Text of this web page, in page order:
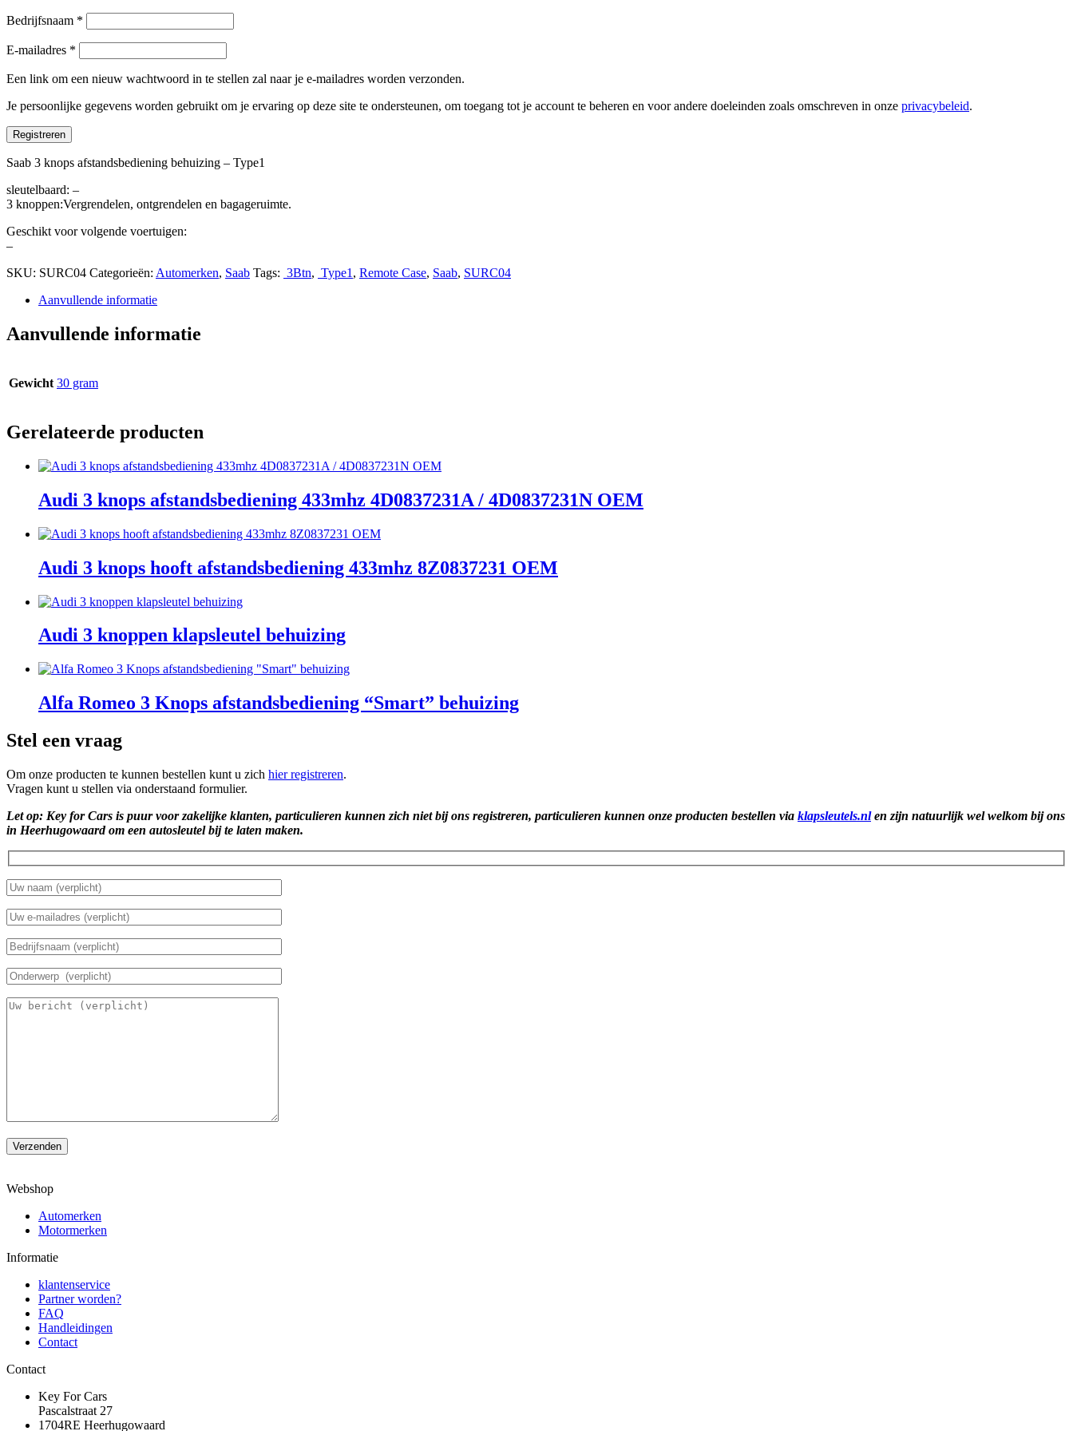
Bedrijfsnaam *
E-mailadres *
Een link om een nieuw wachtwoord in te stellen zal naar je e-mailadres worden verzonden.
Je persoonlijke gegevens worden gebruikt om je ervaring op deze site te ondersteunen, om toegang tot je account te beheren en voor andere doeleinden zoals omschreven in onze privacybeleid.
Registreren
Saab 3 knops afstandsbediening behuizing – Type1
sleutelbaard: –
3 knoppen:Vergrendelen, ontgrendelen en bagageruimte.
Geschikt voor volgende voertuigen:
–
SKU: SURC04 Categorieën: Automerken, Saab Tags: 3Btn, Type1 , Remote Case, Saab, SURC04
Aanvullende informatie
Aanvullende informatie
Gewicht 30 gram
Gerelateerde producten
Audi 3 knops afstandsbediening 433mhz 4D0837231A / 4D0837231N OEM
Audi 3 knops hooft afstandsbediening 433mhz 8Z0837231 OEM
Audi 3 knoppen klapsleutel behuizing
Alfa Romeo 3 Knops afstandsbediening “Smart” behuizing
Stel een vraag
Om onze producten te kunnen bestellen kunt u zich hier registreren.
Vragen kunt u stellen via onderstaand formulier.
Let op: Key for Cars is puur voor zakelijke klanten, particulieren kunnen zich niet bij ons registreren, particulieren kunnen onze producten bestellen via klapsleutels.nlen zijn natuurlijk wel welkom bij ons
in Heerhugowaard om een autosleutel bij te laten maken.
Verzenden
Webshop
Automerken
Motormerken
Informatie
klantenservice
Partner worden?
FAQ
Handleidingen
Contact
Contact
Key For Cars
Pascalstraat 27
1704RE Heerhugowaard